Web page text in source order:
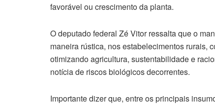
favorável ou crescimento da planta.
O deputado federal Zé Vitor ressalta que o
maneira rústica, nos estabelecimentos rurais,
otimizando agricultura, sustentabilidade e
notícia de riscos biológicos decorrentes.
Importante dizer que, entre os principais